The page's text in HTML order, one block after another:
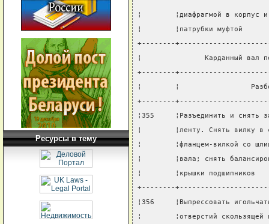
Ресурсы в тему
¦        ¦диафрагмой в
¦        ¦патрубки
+--------
¦               Карданный вал
+--------
¦        ¦
+--------
¦355     ¦Разъединить и
¦        ¦ленту. Снять вилку
¦        ¦фланцем-вилкой со
¦        ¦вала; снять
¦        ¦крышки
+--------
¦356     ¦Выпрессовать
¦        ¦отверстий